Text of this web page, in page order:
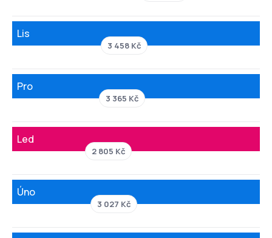
Lis
3 458 Kč
Pro
3 365 Kč
Led
2 805 Kč
Úno
3 027 Kč